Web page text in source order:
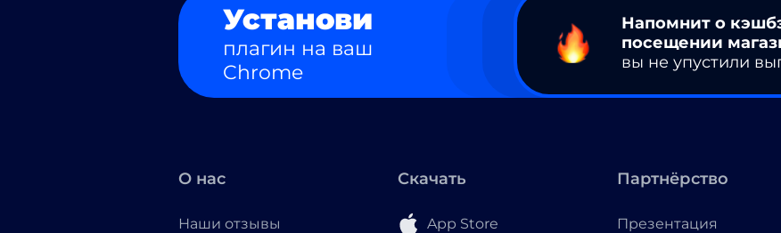
Установи
плагин на ваш
Chrome
Напомнит о
посещении
вы не упустили
О нас
Наши отзывы
Скачать
App Store
Партнёрство
Презентация